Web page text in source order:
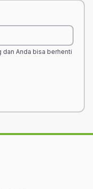
dan Anda bisa berhenti